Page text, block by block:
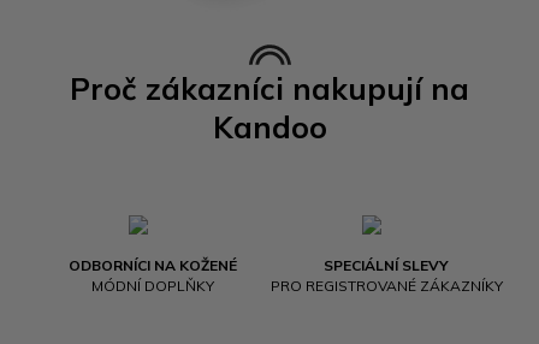
Proč zákazníci nakupují na
Kandoo
ODBORNÍCI NA KOŽENÉ
MÓDNÍ DOPLŇKY
SPECIÁLNÍ SLEVY
PRO REGISTROVANÉ ZÁKAZNÍKY